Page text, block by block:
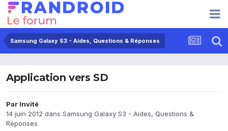
Samsung Galaxy S3 - Aides, Questions & Réponses
Application vers SD
Par Invité
14 juin 2012 dans Samsung Galaxy S3 - Aides, Questions &
Réponses